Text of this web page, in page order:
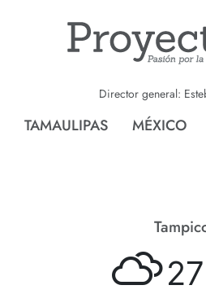
Director general:
TAMAULIPAS MÉXICO